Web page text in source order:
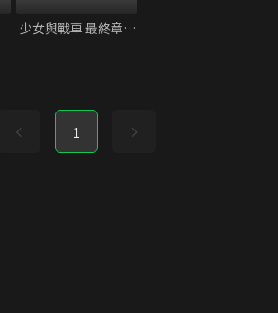
少女與戰車 最終章 第4話
1